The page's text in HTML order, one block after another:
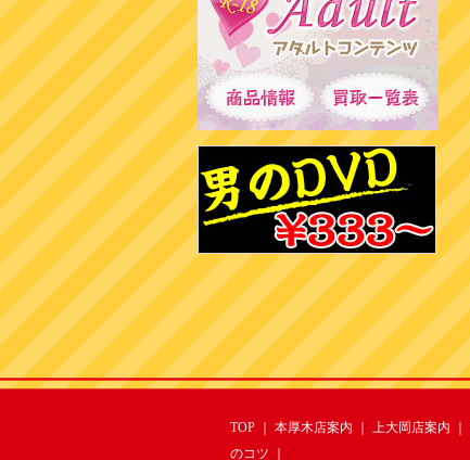
TOP 本厚木店案内 上大岡店案内
のコツ